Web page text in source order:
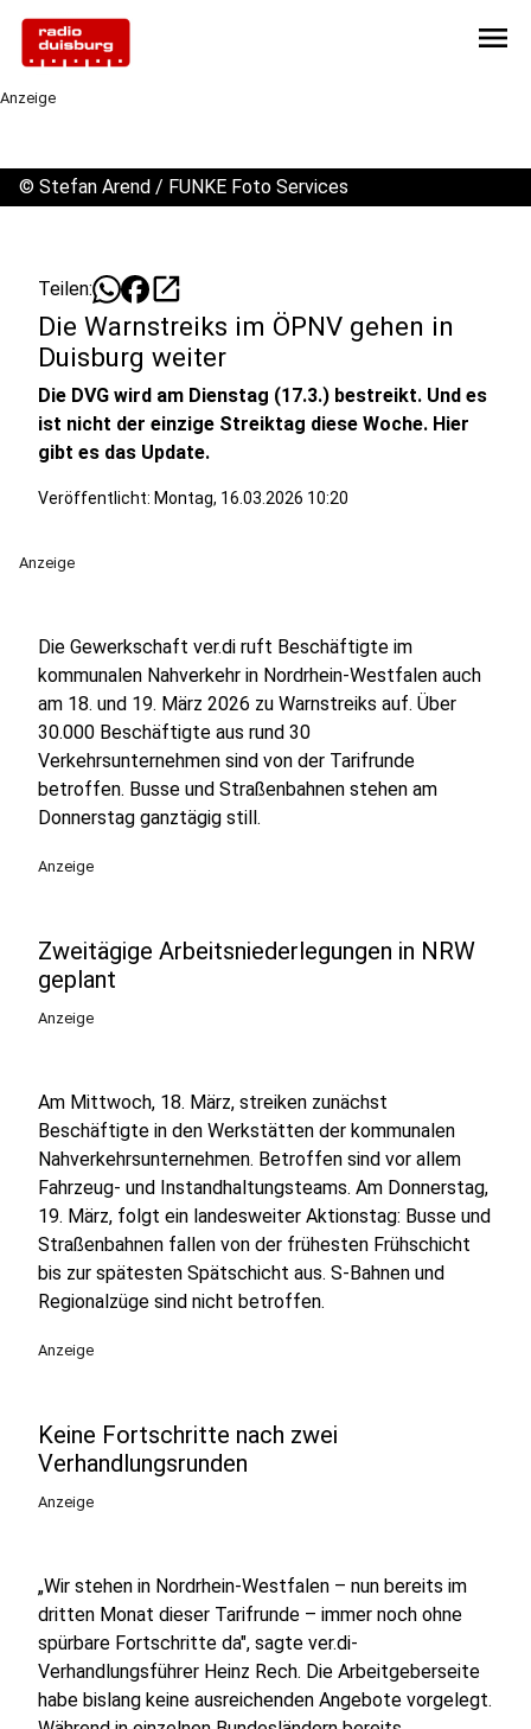
menu
Anzeige
© Stefan Arend / FUNKE Foto Services
Teilen: open_in_new
Die Warnstreiks im ÖPNV gehen in
Duisburg weiter
Die DVG wird am Dienstag (17.3.) bestreikt. Und es
ist nicht der einzige Streiktag diese Woche. Hier
gibt es das Update.
Veröffentlicht: Montag, 16.03.2026 10:20
Anzeige
Die Gewerkschaft ver.di ruft Beschäftigte im
kommunalen Nahverkehr in Nordrhein-Westfalen auch
am 18. und 19. März 2026 zu Warnstreiks auf. Über
30.000 Beschäftigte aus rund 30
Verkehrsunternehmen sind von der Tarifrunde
betroffen. Busse und Straßenbahnen stehen am
Donnerstag ganztägig still.
Anzeige
Zweitägige Arbeitsniederlegungen in NRW
geplant
Anzeige
Am Mittwoch, 18. März, streiken zunächst
Beschäftigte in den Werkstätten der kommunalen
Nahverkehrsunternehmen. Betroffen sind vor allem
Fahrzeug- und Instandhaltungsteams. Am Donnerstag,
19. März, folgt ein landesweiter Aktionstag: Busse und
Straßenbahnen fallen von der frühesten Frühschicht
bis zur spätesten Spätschicht aus. S-Bahnen und
Regionalzüge sind nicht betroffen.
Anzeige
Keine Fortschritte nach zwei
Verhandlungsrunden
Anzeige
„Wir stehen in Nordrhein-Westfalen – nun bereits im
dritten Monat dieser Tarifrunde – immer noch ohne
spürbare Fortschritte da", sagte ver.di-
Verhandlungsführer Heinz Rech. Die Arbeitgeberseite
habe bislang keine ausreichenden Angebote vorgelegt.